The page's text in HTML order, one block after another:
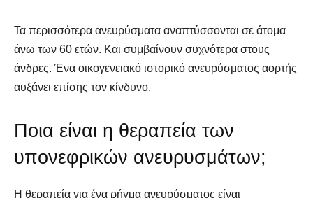
Τα περισσότερα ανευρύσματα αναπτύσσονται σε άτομα
άνω των 60 ετών. Και συμβαίνουν συχνότερα στους
άνδρες. Ένα οικογενειακό ιστορικό ανευρύσματος αορτής
αυξάνει επίσης τον κίνδυνο.
Ποια είναι η θεραπεία των
υπονεφρικών ανευρυσμάτων;
Η θεραπεία για ένα ρήγμα ανευρύσματος είναι